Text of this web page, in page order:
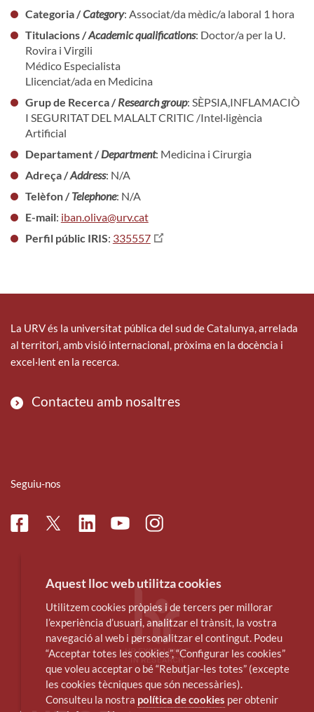
Categoria /Category: Associat/da mèdic/a laboral 1 hora
Titulacions /Academic qualifications: Doctor/a per la U.
Rovira i Virgili
Médico Especialista
Llicenciat/ada en Medicina
Grup de Recerca /Research group: SÈPSIA,INFLAMACIÒ
I SEGURITAT DEL MALALT CRITIC /Intel·ligència
Artificial
Departament /Department: Medicina i Cirurgia
Adreça /Address: N/A
Telèfon /Telephone: N/A
E-mail: iban.oliva@urv.cat
Perfil públic IRIS: 335557
La URV és la universitat pública del sud de Catalunya, arrelada
al territori, amb visió internacional, pròxima en la docència i
excel·lent en la recerca.
Contacteu amb nosaltres
Seguiu-nos
FacebookTwitterLinkedinYoutubeInstagram
Aquest lloc web utilitza cookies
Utilitzem cookies pròpies i de tercers per millorar
l’experiència d’usuari, analitzar el trànsit, la vostra
navegació al web i personalitzar el contingut. Podeu
“Acceptar totes les cookies”, “Configurar les cookies”
que voleu acceptar o bé “Rebutjar-les totes” (excepte
les cookies tècniques que són necessàries).
Consulteu la nostra política de cookies per obtenir